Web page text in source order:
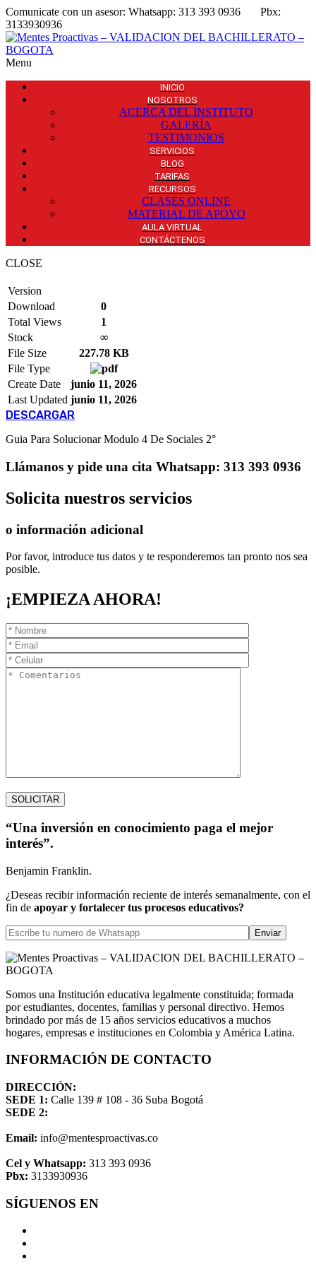
Comunicate con un asesor: Whatsapp: 313 393 0936 Pbx:
3133930936
Menu
INICIO
NOSOTROS
ACERCA DEL INSTITUTO
GALERÍA
TESTIMONIOS
SERVICIOS
BLOG
TARIFAS
RECURSOS
CLASES ONLINE
MATERIAL DE APOYO
AULA VIRTUAL
CONTÁCTENOS
CLOSE
Version
Download
0
Total Views
1
Stock
∞
File Size
227.78 KB
File Type
Create Date
junio 11, 2026
Last Updated junio 11, 2026
DESCARGAR
Guia Para Solucionar Modulo 4 De Sociales 2°
Llámanos y pide una cita Whatsapp: 313 393 0936
Solicita nuestros servicios
o información adicional
Por favor, introduce tus datos y te responderemos tan pronto nos sea
posible.
¡EMPIEZA AHORA!
“Una inversión en conocimiento paga el mejor
interés”.
Benjamin Franklin.
¿Deseas recibir información reciente de interés semanalmente, con el
fin de apoyar y fortalecer tus procesos educativos?
Somos una Institución educativa legalmente constituida; formada
por estudiantes, docentes, familias y personal directivo. Hemos
brindado por más de 15 años servicios educativos a muchos
hogares, empresas e instituciones en Colombia y América Latina.
INFORMACIÓN DE CONTACTO
DIRECCIÓN:
SEDE 1: Calle 139 # 108 - 36 Suba Bogotá
SEDE 2:
Email: info@mentesproactivas.co
Cel y Whatsapp: 313 393 0936
Pbx: 3133930936
SÍGUENOS EN